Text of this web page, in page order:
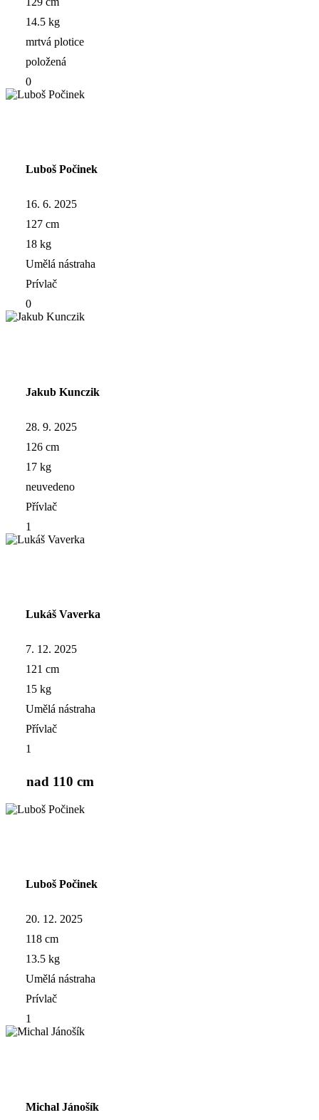
14.5 kg
mrtvá plotice
položená
0
Luboš Počinek
16. 6. 2025
127 cm
18 kg
Umělá nástraha
Prívlač
0
Jakub Kunczik
28. 9. 2025
126 cm
17 kg
neuvedeno
Přívlač
1
Lukáš Vaverka
7. 12. 2025
121 cm
15 kg
Umělá nástraha
Přívlač
1
nad 110 cm
Luboš Počinek
20. 12. 2025
118 cm
13.5 kg
Umělá nástraha
Prívlač
1
Michal Jánošík